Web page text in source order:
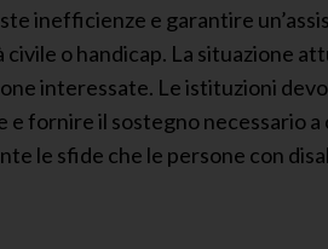
inefficienze e garantire
o handicap. La situazione
interessate. Le istituzioni
fornire il sostegno necessario a
le sfide che le persone con